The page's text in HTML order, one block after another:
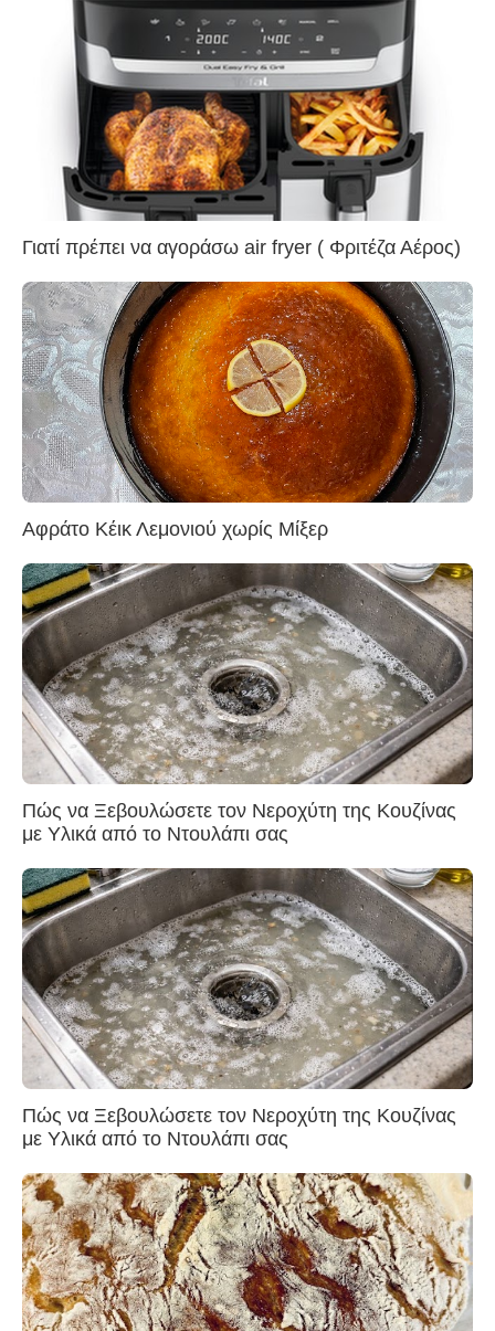
Γιατί πρέπει να αγοράσω air fryer ( Φριτέζα Αέρος)
Αφράτο Κέικ Λεμονιού χωρίς Μίξερ
Πώς να Ξεβουλώσετε τον Νεροχύτη της Κουζίνας
με Υλικά από το Ντουλάπι σας
Πώς να Ξεβουλώσετε τον Νεροχύτη της Κουζίνας
με Υλικά από το Ντουλάπι σας